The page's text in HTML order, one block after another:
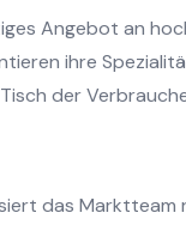
Angebot an
ihre
der
das Marktteam